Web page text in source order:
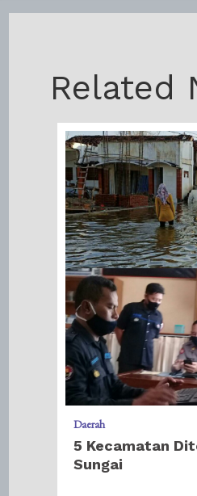
Related
Daerah
5 Kecamatan
Sungai